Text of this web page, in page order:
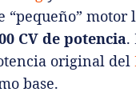
“pequeño” motor
CV de potencia.
original del
base.